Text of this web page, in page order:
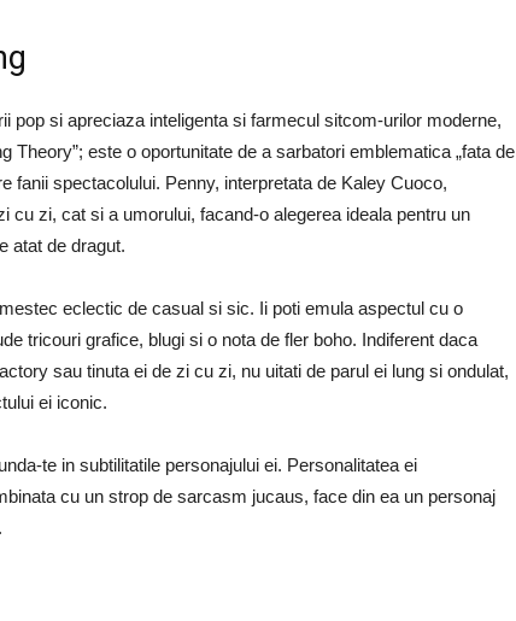
pop si apreciaza inteligenta si farmecul sitcom-urilor moderne,
Theory”; este o oportunitate de a sarbatori emblematica „fata de
fanii spectacolului. Penny, interpretata de Kaley Cuoco,
cu zi, cat si a umorului, facand-o alegerea ideala pentru un
atat de dragut.
eclectic de casual si sic. Ii poti emula aspectul cu o
tricouri grafice, blugi si o nota de fler boho. Indiferent daca
sau tinuta ei de zi cu zi, nu uitati de parul ei lung si ondulat,
ei iconic.
te in subtilitatile personajului ei. Personalitatea ei
cu un strop de sarcasm jucaus, face din ea un personaj